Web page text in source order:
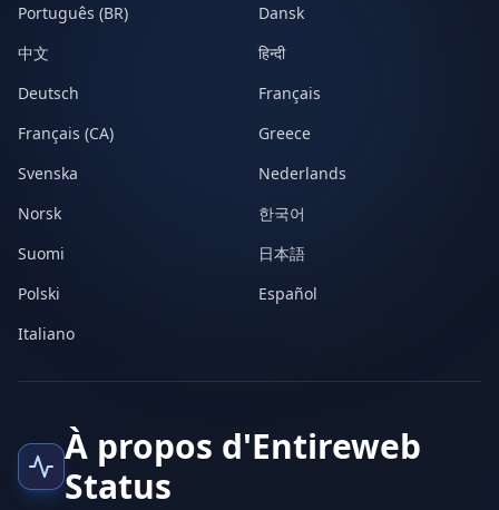
Português (BR)
Dansk
中文
हिन्दी
Deutsch
Français
Français (CA)
Greece
Svenska
Nederlands
Norsk
한국어
Suomi
日本語
Polski
Español
Italiano
À propos d'Entireweb
Status